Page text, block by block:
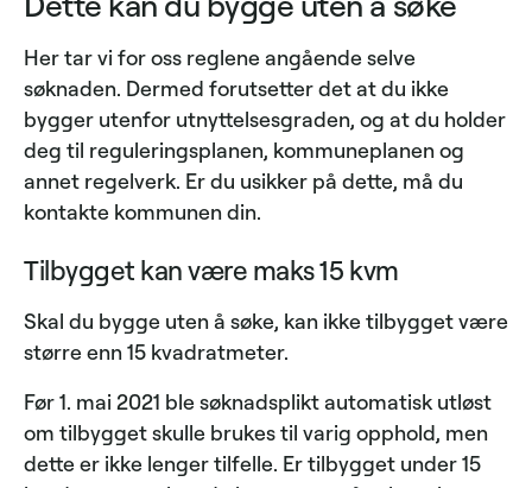
Her tar vi for oss reglene angående selve
søknaden. Dermed forutsetter det at du ikke
bygger utenfor utnyttelsesgraden, og at du holder
deg til reguleringsplanen, kommuneplanen og
annet regelverk. Er du usikker på dette, må du
kontakte kommunen din.
Tilbygget kan være maks 15 kvm
Skal du bygge uten å søke, kan ikke tilbygget være
større enn 15 kvadratmeter.
Før 1. mai 2021 ble søknadsplikt automatisk utløst
om tilbygget skulle brukes til varig opphold, men
dette er ikke lenger tilfelle. Er tilbygget under 15